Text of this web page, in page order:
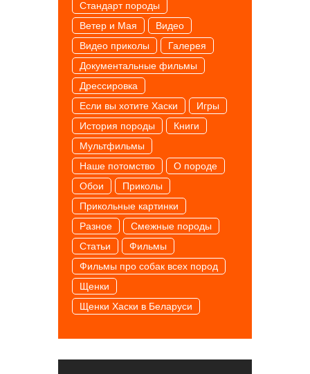
Cтандарт породы
Ветер и Мая
Видео
Видео приколы
Галерея
Документальные фильмы
Дрессировка
Если вы хотите Хаски
Игры
История породы
Книги
Мультфильмы
Наше потомство
О породе
Обои
Приколы
Прикольные картинки
Разное
Смежные породы
Статьи
Фильмы
Фильмы про собак всех пород
Щенки
Щенки Хаски в Беларуси